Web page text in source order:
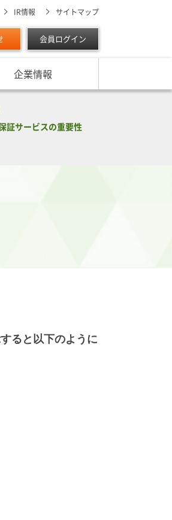
IR情報 サイトマップ
会員ログイン
定方法は
企業情報
証サービスの重要性
ると以下のように